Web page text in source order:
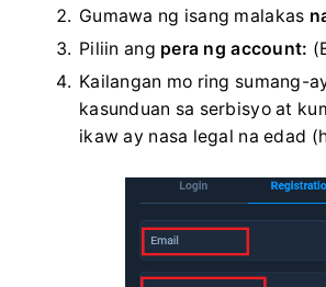
Gumawa ng isang malakas
Piliin ang pera ng account:
Kailangan mo ring sumang-
kasunduan sa serbisyo at
ikaw ay nasa legal na edad